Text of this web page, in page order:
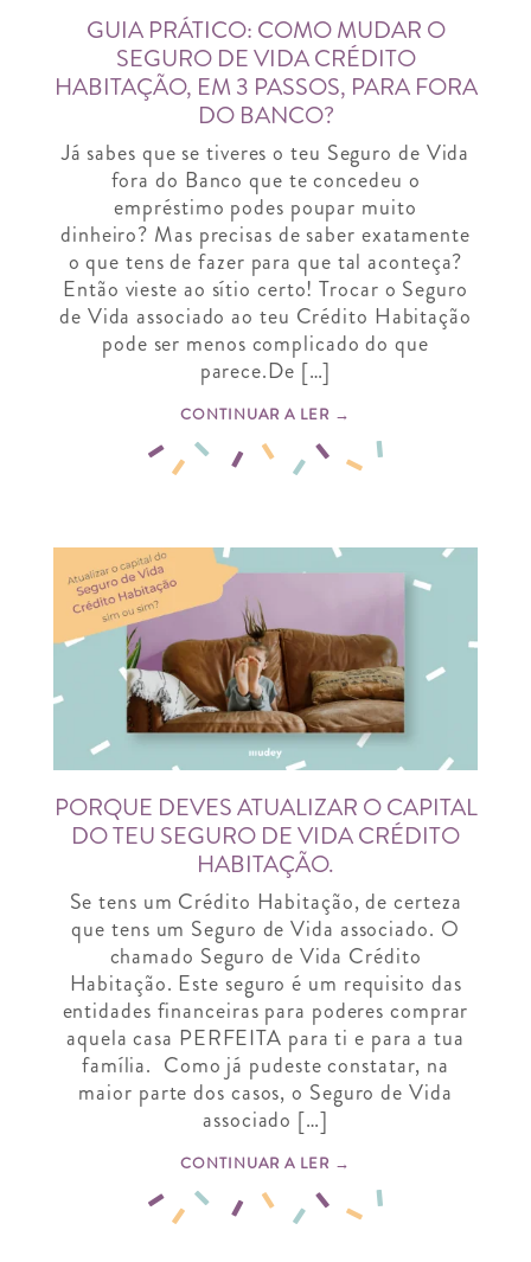
GUIA PRÁTICO: COMO MUDAR O
SEGURO DE VIDA CRÉDITO
HABITAÇÃO, EM 3 PASSOS, PARA FORA
DO BANCO?
Já sabes que se tiveres o teu Seguro de Vida
fora do Banco que te concedeu o
empréstimo podes poupar muito
dinheiro? Mas precisas de saber exatamente
o que tens de fazer para que tal aconteça?
Então vieste ao sítio certo! Trocar o Seguro
de Vida associado ao teu Crédito Habitação
pode ser menos complicado do que
parece.De […]
CONTINUAR A LER →
PORQUE DEVES ATUALIZAR O CAPITAL
DO TEU SEGURO DE VIDA CRÉDITO
HABITAÇÃO.
Se tens um Crédito Habitação, de certeza
que tens um Seguro de Vida associado. O
chamado Seguro de Vida Crédito
Habitação. Este seguro é um requisito das
entidades financeiras para poderes comprar
aquela casa PERFEITA para ti e para a tua
família. Como já pudeste constatar, na
maior parte dos casos, o Seguro de Vida
associado […]
CONTINUAR A LER →